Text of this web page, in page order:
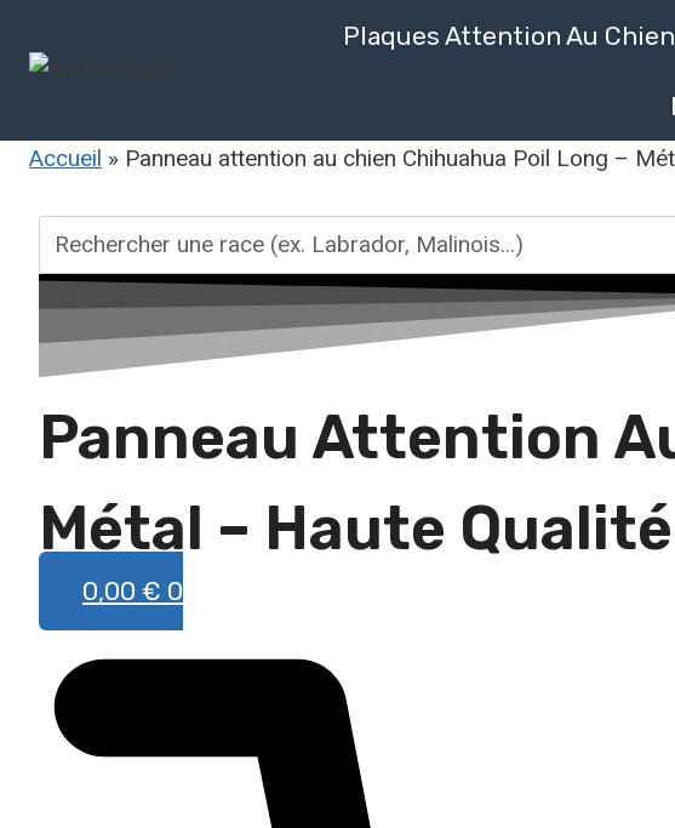
Plaques Attention Au Chien
Accueil » Panneau attention au chien Chihuahua Poil Long –
Rechercher
race
Panneau Attention
Métal – Haute Qualité
0,00 € 0